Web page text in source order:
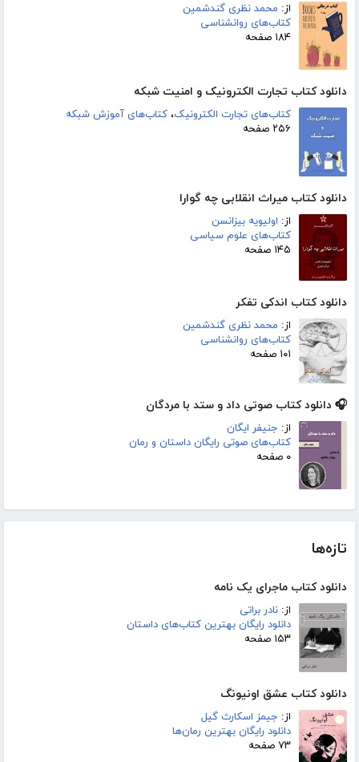
از: محمد نظری گندشمین
کتاب‌های روانشناسی
۱۸۴ صفحه
دانلود کتاب تجارت الکترونیک و امنیت شبکه
کتاب‌های تجارت الکترونیک، کتاب‌های آموزش شبکه
۲۵۶ صفحه
دانلود کتاب میراث انقلابی چه گوارا
از: اولیویه بیزانسن
کتاب‌های علوم سیاسی
۱۴۵ صفحه
دانلود کتاب اندکی تفکر
از: محمد نظری گندشمین
کتاب‌های روانشناسی
۱۰۱ صفحه
🎧 دانلود کتاب صوتی داد و ستد با مردگان
از: جنیفر ایگان
کتاب‌های صوتی رایگان داستان و رمان
۰ صفحه
تازه‌ها
دانلود کتاب ماجرای یک نامه
از: نادر براتی
دانلود رایگان بهترین کتاب‌های داستان
۱۵۳ صفحه
دانلود کتاب عشق اونیونگ
از: جیمز اسکارث گیل
دانلود رایگان بهترین رمان‌ها
۷۳ صفحه